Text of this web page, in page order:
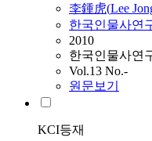
李鍾虎(Lee
한국인물사연
2010
한국인물사연
Vol.13 No.-
원문보기
KCI등재